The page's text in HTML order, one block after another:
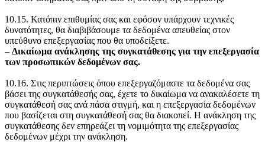
10.15. Κατόπιν επιθυμίας σας και εφόσον υπάρχουν τεχνικές
δυνατότητες, θα διαβιβάσουμε τα δεδομένα απευθείας στον
υπεύθυνο επεξεργασίας που θα υποδείξετε.
‒ Δικαίωμα ανάκλησης της συγκατάθεσης για την επεξεργασία
των προσωπικών δεδομένων σας.
10.16. Στις περιπτώσεις όπου επεξεργαζόμαστε τα δεδομένα σας
βάσει της συγκατάθεσής σας, έχετε το δικαίωμα να ανακαλέσετε τη
συγκατάθεσή σας ανά πάσα στιγμή, και η επεξεργασία δεδομένων
που βασίζεται στη συγκατάθεσή σας θα διακοπεί. Η ανάκληση της
συγκατάθεσης δεν επηρεάζει τη νομιμότητα της επεξεργασίας
δεδομένων μέχρι την ανάκληση.